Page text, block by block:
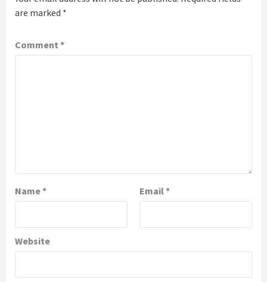
are marked *
Comment *
Name* Email *
Website